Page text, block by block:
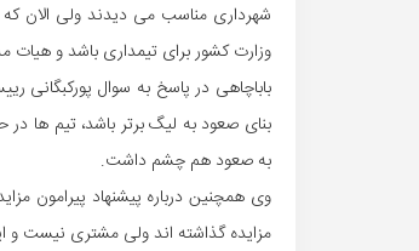
شهرداری مناسب می دیدند ولی الان که
وزارت کشور برای تیمداری باشد و هیات
باباچاهی در پاسخ به سوال پورکبگانی
به صعود هم چشم داشت.
وی همچنین درباره پیشنهاد پیرامون
مزایده گذاشته اند ولی مشتری نیست و